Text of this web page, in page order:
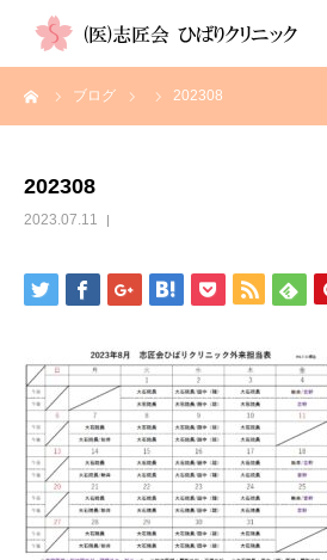
ブログ 202308
202308
2023.07.11
TOP
画像検査紹介
高尿酸血症（痛風）が気になる方へ
自費注射
診療時間